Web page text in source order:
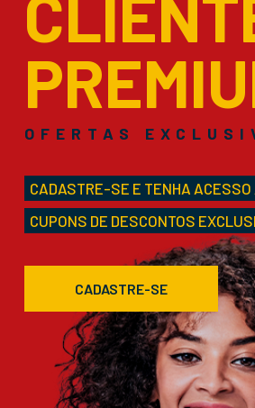
OFERTAS
CADASTRE-SE E TENHA ACESSO
CUPONS DE DESCONTOS
CADASTRE-SE